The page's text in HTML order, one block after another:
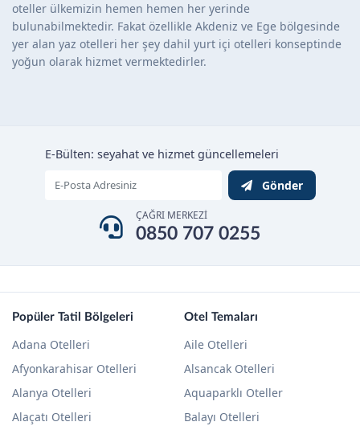
oteller ülkemizin hemen hemen her yerinde
bulunabilmektedir. Fakat özellikle Akdeniz ve Ege bölgesinde
yer alan yaz otelleri her şey dahil yurt içi otelleri konseptinde
yoğun olarak hizmet vermektedirler.
E-Bülten: seyahat ve hizmet güncellemeleri
Gönder
ÇAĞRI MERKEZİ
0850 707 0255
Popüler Tatil Bölgeleri
Adana Otelleri
Afyonkarahisar Otelleri
Alanya Otelleri
Alaçatı Otelleri
Otel Temaları
Aile Otelleri
Alsancak Otelleri
Aquaparklı Oteller
Balayı Otelleri